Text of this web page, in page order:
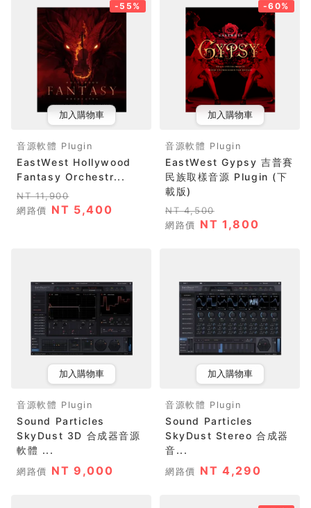
-55%
加入購物車
音源軟體 Plugin
EastWest Hollywood
Fantasy Orchestr...
NT 11,900
網路價 NT 5,400
-60%
加入購物車
音源軟體 Plugin
EastWest Gypsy 吉普賽
民族取樣音源 Plugin (下
載版)
NT 4,500
網路價 NT 1,800
加入購物車
音源軟體 Plugin
Sound Particles
SkyDust 3D 合成器音源
軟體 ...
網路價 NT 9,000
加入購物車
音源軟體 Plugin
Sound Particles
SkyDust Stereo 合成器
音...
網路價 NT 4,290